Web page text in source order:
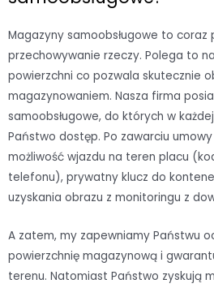
Magazyny samoobsługowe to coraz
przechowywanie rzeczy. Polega to
powierzchni co pozwala skutecznie
magazynowaniem. Nasza firma
samoobsługowe, do których w
Państwo dostęp. Po zawarciu
możliwość wjazdu na teren placu
telefonu), prywatny klucz do
uzyskania obrazu z monitoringu z
A zatem, my zapewniamy Państwu
powierzchnię magazynową i
terenu. Natomiast Państwo zyskują